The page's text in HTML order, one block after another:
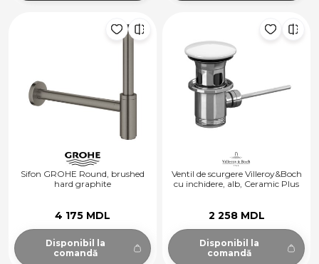
Sifon GROHE Round, brushed
hard graphite
4 175 MDL
Disponibil la
comandă
Ventil de scurgere Villeroy&Boch
cu inchidere, alb, Ceramic Plus
2 258 MDL
Disponibil la
comandă